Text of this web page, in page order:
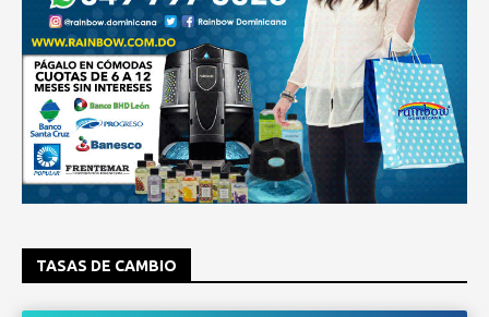
TASAS DE CAMBIO